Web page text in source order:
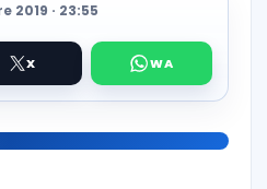
2019 · 23:55